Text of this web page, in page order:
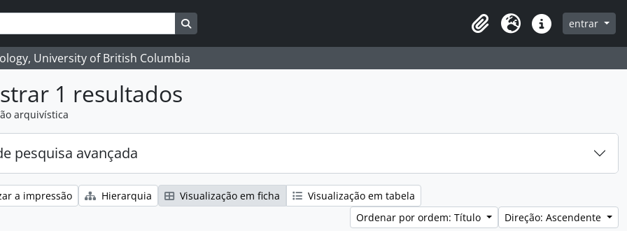
Search in browse page
Clipboard
Idioma Ligações rápidas
entrar
University of British Columbia
1 resultados
arquivística
pesquisa avançada
a impressão Hierarquia Visualização em ficha
Visualização em tabela
Ordenar por ordem: Título
Direção: Ascendente